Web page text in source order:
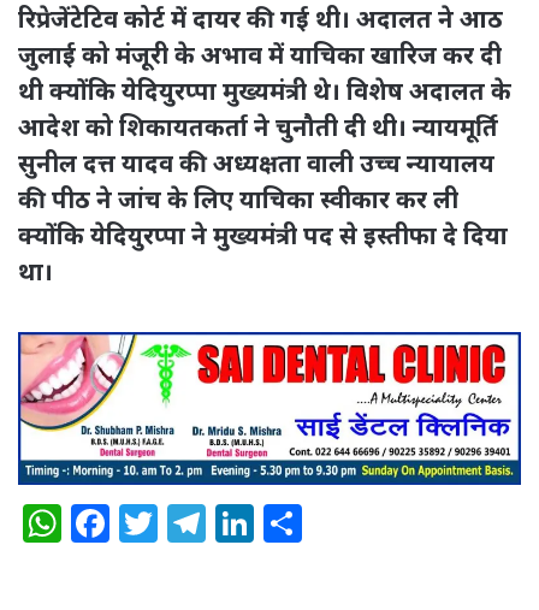
रिप्रेजेंटेटिव कोर्ट में दायर की गई थी। अदालत ने आठ
जुलाई को मंजूरी के अभाव में याचिका खारिज कर दी
थी क्योंकि येदियुरप्पा मुख्यमंत्री थे। विशेष अदालत के
आदेश को शिकायतकर्ता ने चुनौती दी थी। न्यायमूर्ति
सुनील दत्त यादव की अध्यक्षता वाली उच्च न्यायालय
की पीठ ने जांच के लिए याचिका स्वीकार कर ली
क्योंकि येदियुरप्पा ने मुख्यमंत्री पद से इस्तीफा दे दिया
था।
W F T T Li